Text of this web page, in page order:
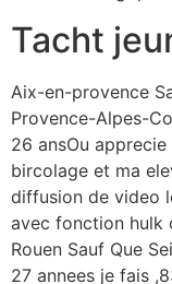
Tacht
Aix-en-provence
Provence-Alpes-
26 ansOu
bircolage et ma
diffusion de video
avec fonction hulk
Rouen Sauf Que
27 annees je fais